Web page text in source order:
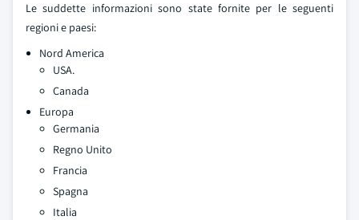
Le suddette informazioni sono state fornite per le seguenti
regioni e paesi:
Nord America
USA.
Canada
Europa
Germania
Regno Unito
Francia
Spagna
Italia